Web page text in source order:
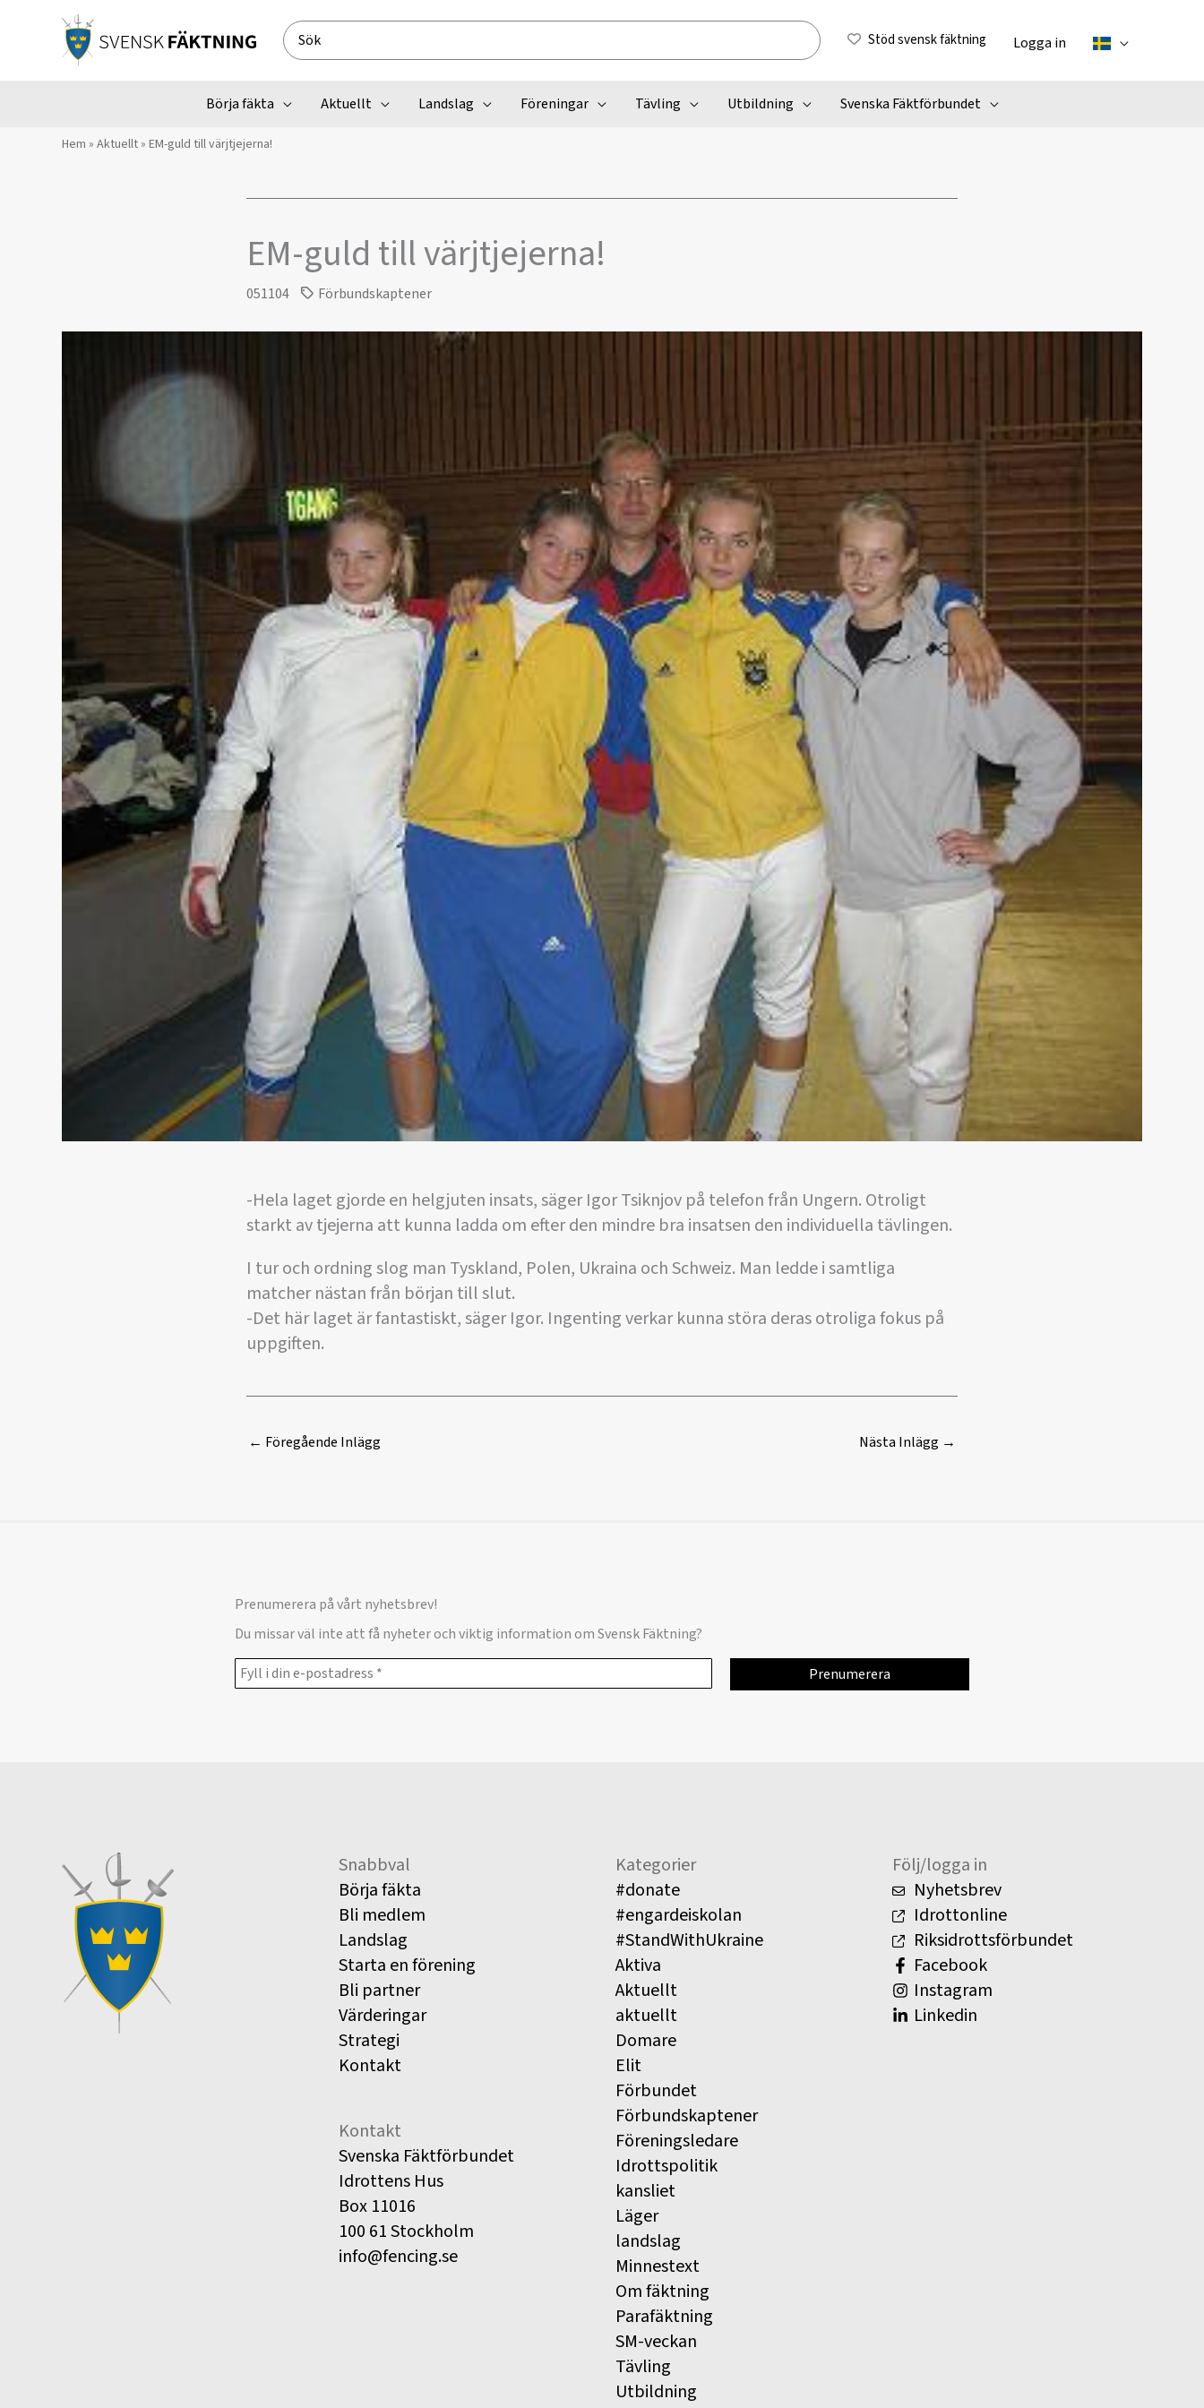
Search
for:
Stöd svensk fäktning Logga in
Börja fäkta Aktuellt Landslag Föreningar Tävling Utbildning Svenska Fäktförbundet
Hem » Aktuellt» EM-guld till värjtjejerna!
EM-guld till värjtjejerna!
051104 Förbundskaptener
-Hela laget gjorde en helgjuten insats, säger Igor Tsiknjov på telefon från Ungern. Otroligt
starkt av tjejerna att kunna ladda om efter den mindre bra insatsen den individuella tävlingen.
I tur och ordning slog man Tyskland, Polen, Ukraina och Schweiz. Man ledde i samtliga
matcher nästan från början till slut.
-Det här laget är fantastiskt, säger Igor. Ingenting verkar kunna störa deras otroliga fokus på
uppgiften.
← Föregående Inlägg Nästa Inlägg →
Prenumerera på vårt nyhetsbrev!
Du missar väl inte att få nyheter och viktig information om Svensk Fäktning?
Snabbval
Börja fäkta
Bli medlem
Landslag
Starta en förening
Bli partner
Värderingar
Strategi
Kontakt
Kontakt
Svenska Fäktförbundet
Idrottens Hus
Box 11016
100 61 Stockholm
info@fencing.se
Kategorier
#donate
#engardeiskolan
#StandWithUkraine
Aktiva
Aktuellt
aktuellt
Domare
Elit
Förbundet
Förbundskaptener
Föreningsledare
Idrottspolitik
kansliet
Läger
landslag
Minnestext
Om fäktning
Parafäktning
SM-veckan
Tävling
Utbildning
Följ/logga in
Nyhetsbrev
Idrottonline
Riksidrottsförbundet
Facebook
Instagram
Linkedin